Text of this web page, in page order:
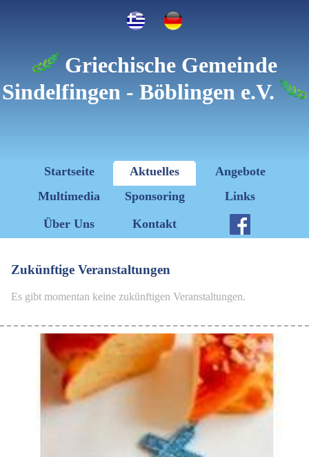
Griechische Gemeinde
Sindelfingen - Böblingen e.V.
Startseite Aktuelles
Angebote
Multimedia
Sponsoring
Links
Über Uns
Kontakt
Zukünftige Veranstaltungen
Es gibt momentan keine zukünftigen Veranstaltungen.